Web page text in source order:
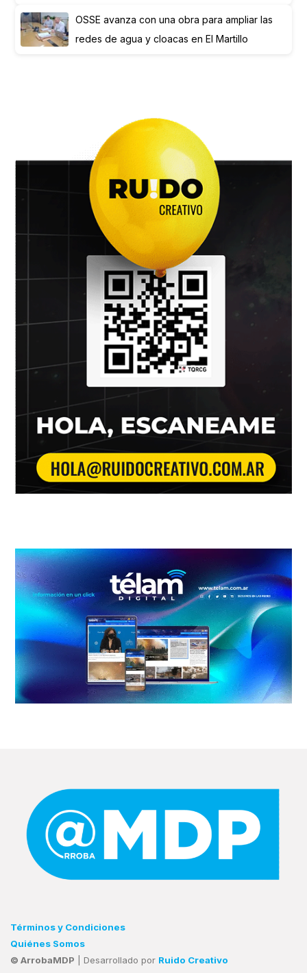
OSSE avanza con una obra para ampliar las
redes de agua y cloacas en El Martillo
Términos y Condiciones
Quiénes Somos
© ArrobaMDP | Desarrollado por Ruido Creativo